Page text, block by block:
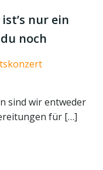
nur ein
noch
sind wir entweder
für […]